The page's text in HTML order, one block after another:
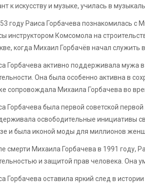
к искусству и музыке, училась в
году Раиса Горбачева познакомилась с
инструктором Комсомола на
когда Михаил Горбачёв начал служить
Горбачева активно поддерживала мужа
Она была особенно активна в
сопровождала Михаила Горбачева во
Горбачева была первой советской
освободительные инициативы
и была иконой моды для миллионов
смерти Михаила Горбачева в 1991 году,
и защитой прав человека. Она
Горбачева оставила яркий след в